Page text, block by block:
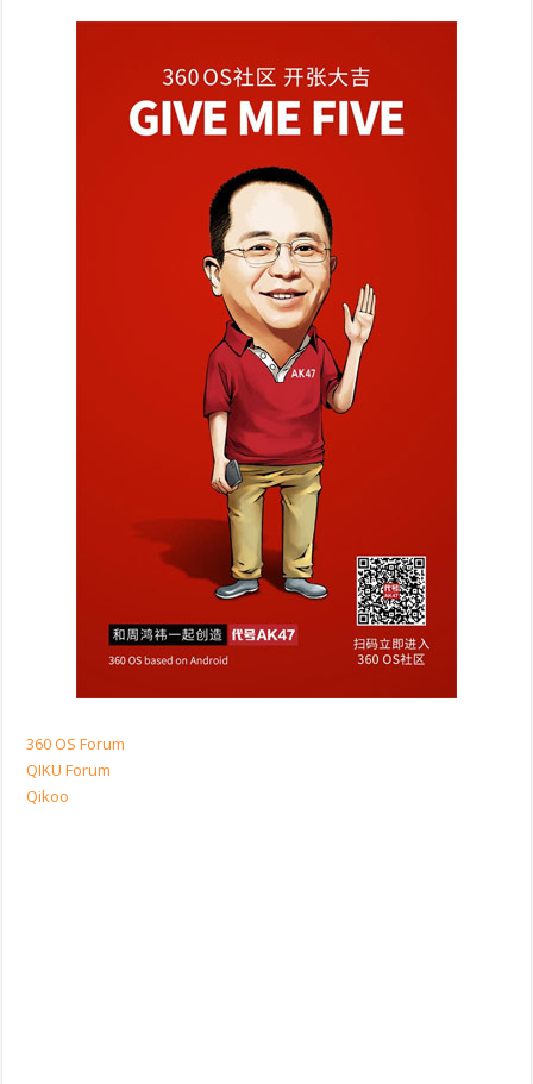
360 OS Forum
QIKU Forum
Qikoo